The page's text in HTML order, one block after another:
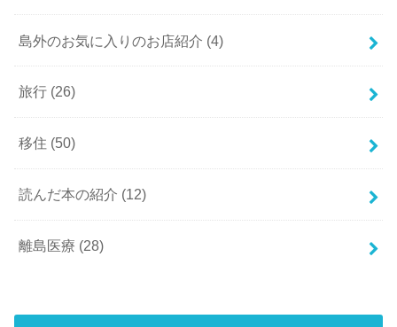
島外のお気に入りのお店紹介 (4)
旅行 (26)
移住 (50)
読んだ本の紹介 (12)
離島医療 (28)